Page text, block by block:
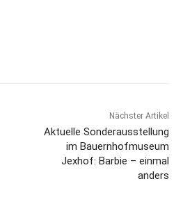
Nächster Artikel
Aktuelle Sonderausstellung
im Bauernhofmuseum
Jexhof: Barbie – einmal
anders